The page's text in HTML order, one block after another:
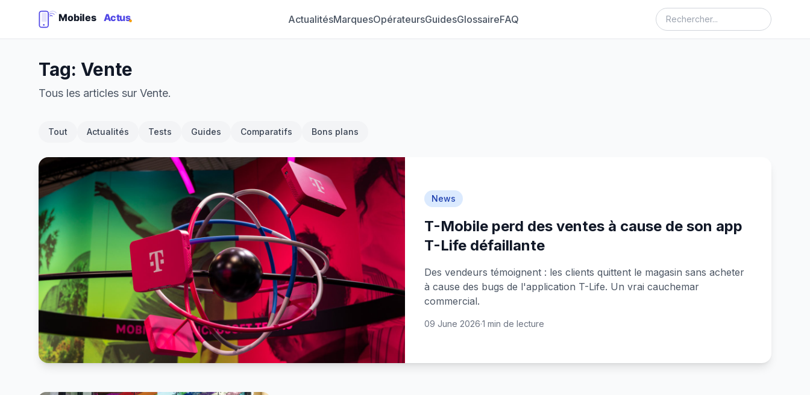
ActualitésMarquesOpérateursGuidesGlossaireFAQ
Tag: Vente
Tous les articles sur Vente.
Tout Actualités Tests Guides Comparatifs Bons plans
News
T-Mobile perd des ventes à cause de son app
T-Life défaillante
Des vendeurs témoignent : les clients quittent le magasin sans acheter
à cause des bugs de l'application T-Life. Un vrai cauchemar
commercial.
09 June 2026·1 min de lecture